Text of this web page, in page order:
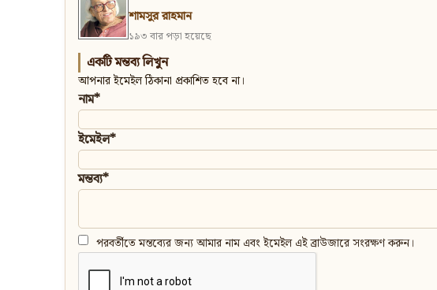
শামসুর রাহমান
১৯৩ বার পড়া হয়েছে
একটি মন্তব্য লিখুন
আপনার ইমেইল ঠিকানা প্রকাশিত হবে না।
নাম*
ইমেইল*
মন্তব্য*
পরবর্তীতে মন্তব্যের জন্য আমার নাম এবং ইমেইল এই ব্রাউজারে সংরক্ষণ করুন।